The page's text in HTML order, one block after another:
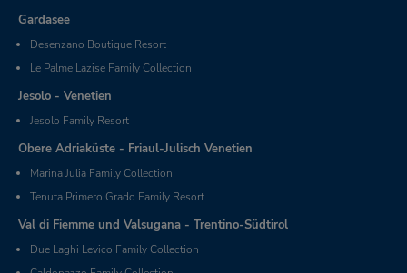
Gardasee
Desenzano Boutique Resort
Le Palme Lazise Family Collection
Jesolo - Venetien
Jesolo Family Resort
Obere Adriaküste - Friaul-Julisch Venetien
Marina Julia Family Collection
Tenuta Primero Grado Family Resort
Val di Fiemme und Valsugana - Trentino-Südtirol
Due Laghi Levico Family Collection